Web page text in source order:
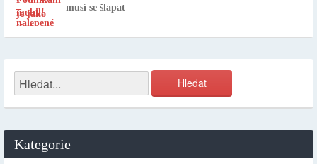
musí se šlapat
Kategorie